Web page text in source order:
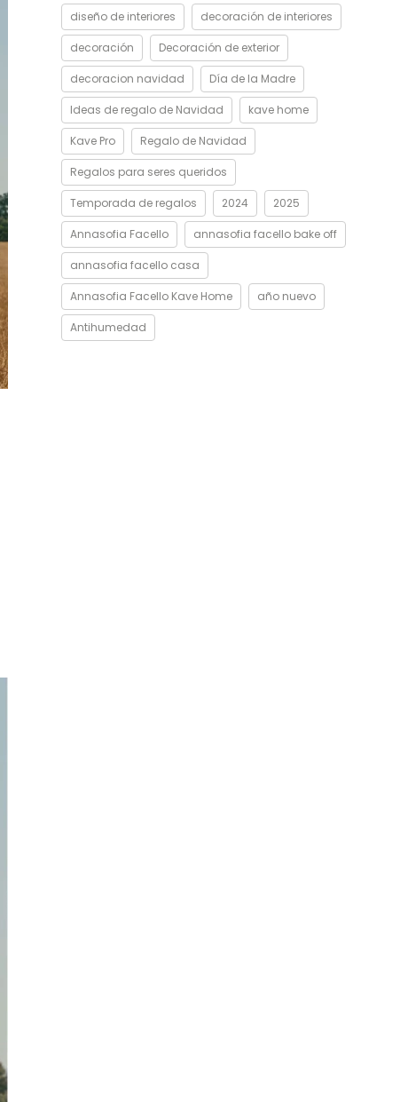
diseño de interiores decoración de interiores
decoración Decoración de exterior
decoracion navidad Día de la Madre
Ideas de regalo de Navidad kave home
Kave Pro Regalo de Navidad
Regalos para seres queridos
Temporada de regalos 2024 2025
Annasofia Facello annasofia facello bake off
annasofia facello casa
Annasofia Facello Kave Home año nuevo
Antihumedad